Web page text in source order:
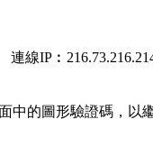
連線
中的圖形驗證碼，以